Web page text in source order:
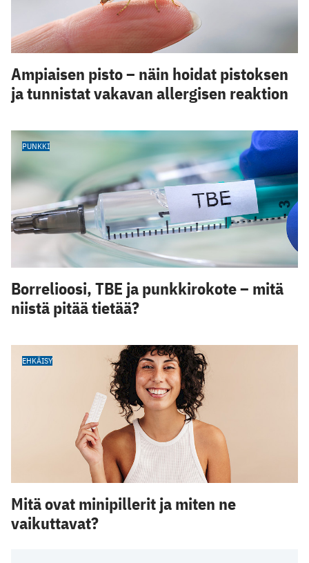
Ampiaisen pisto – näin hoidat pistoksen
ja tunnistat vakavan allergisen reaktion
PUNKKI
Borrelioosi, TBE ja punkkirokote – mitä
niistä pitää tietää?
EHKÄISY
Mitä ovat minipillerit ja miten ne
vaikuttavat?